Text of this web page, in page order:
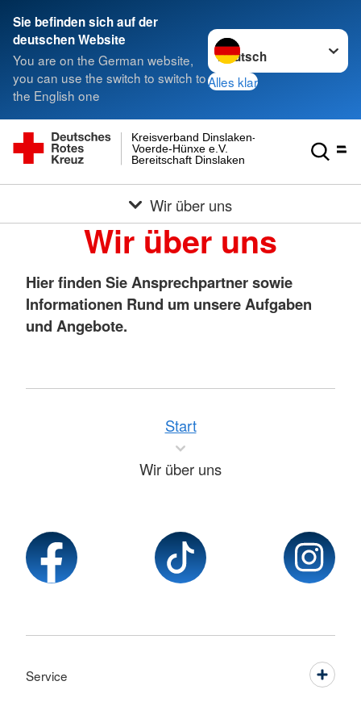
Sie befinden sich auf der
deutschen Website
You are on the German website,
you can use the switch to switch to
the English one
Sprache wechseln zu
Alles klar
Bereitschaft Dinslaken
Voerde-Hünxe e.V.
Kreisverband Dinslaken-
Wir über uns
Wir über uns
Hier finden Sie Ansprechpartner sowie
Informationen Rund um unsere Aufgaben
und Angebote.
Start
Wir über uns
Service